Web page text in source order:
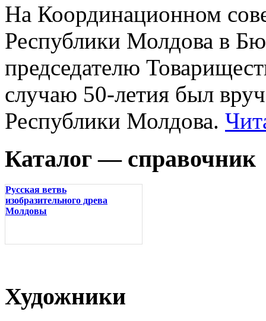
На Координационном
Республики Молдова в
председателю
случаю 50-летия был
Республики Молдова.
Каталог — справочник
Русская ветвь
изобразительного древа
Молдовы
Художники